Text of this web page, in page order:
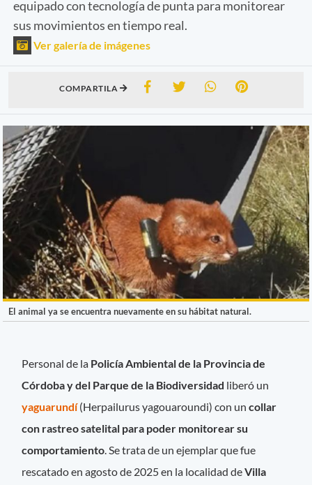
equipado con tecnología de punta para monitorear
sus movimientos en tiempo real.
Ver galería de imágenes
COMPARTILA
El animal ya se encuentra nuevamente en su hábitat natural.
Personal de la Policía Ambiental de la Provincia de
Córdoba y del Parque de la Biodiversidad liberó un
yaguarundí(Herpailurus yagouaroundi) con un collar
con rastreo satelital para poder monitorear su
comportamiento . Se trata de un ejemplar que fue
rescatado en agosto de 2025 en la localidad deVilla